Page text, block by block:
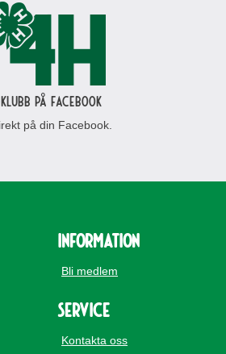
på Facebook
på din Facebook.
Information
Bli medlem
Service
Kontakta oss